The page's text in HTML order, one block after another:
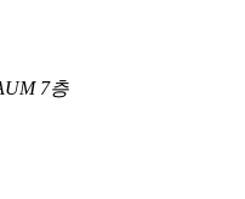
7층